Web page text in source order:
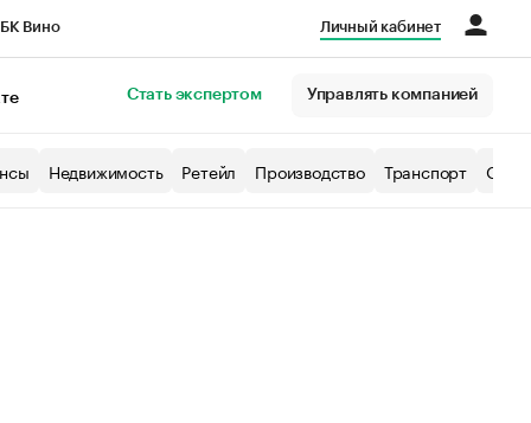
Вино Личный кабинет
Стать экспертом Управлять компанией
Недвижимость Ретейл Производство Транспорт